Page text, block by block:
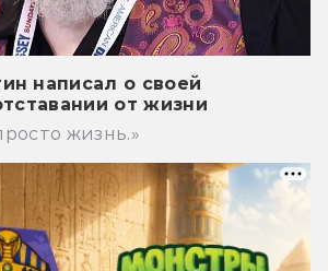
написал о своей
от жизни
жизнь.»